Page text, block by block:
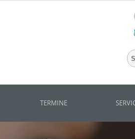
TERMINE